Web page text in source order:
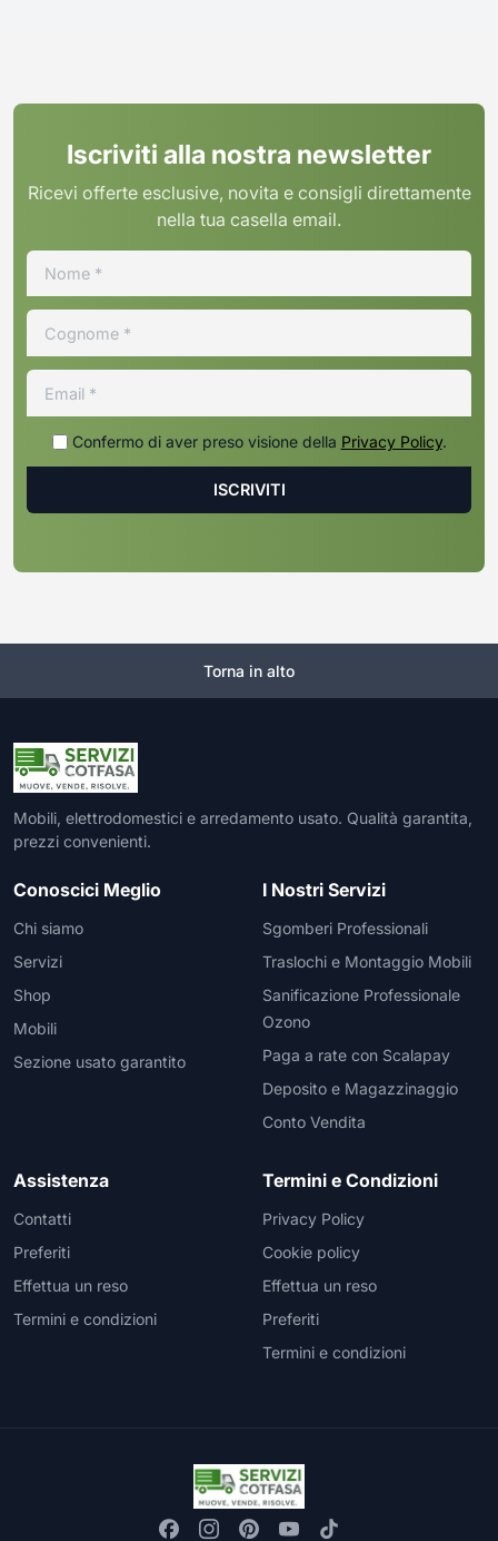
Iscriviti alla nostra newsletter
Ricevi offerte esclusive, novita e consigli direttamente
nella tua casella email.
Confermo di aver preso visione della Privacy Policy.
Torna in alto
Mobili, elettrodomestici e arredamento usato. Qualità garantita,
prezzi convenienti.
Conoscici Meglio
Chi siamo
Servizi
Shop
Mobili
Sezione usato garantito
I Nostri Servizi
Sgomberi Professionali
Traslochi e Montaggio Mobili
Sanificazione Professionale
Ozono
Paga a rate con Scalapay
Deposito e Magazzinaggio
Conto Vendita
Assistenza
Contatti
Preferiti
Effettua un reso
Termini e condizioni
Termini e Condizioni
Privacy Policy
Cookie policy
Effettua un reso
Preferiti
Termini e condizioni